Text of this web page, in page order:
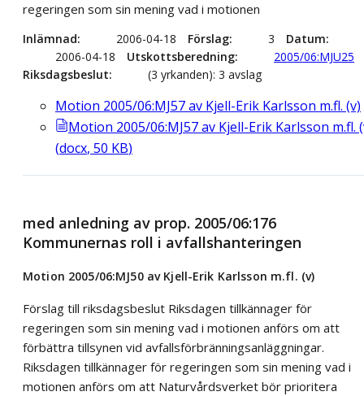
regeringen som sin mening vad i motionen
Inlämnad 2006-04-18 Förslag 3
Datum
2006-04-18
Utskottsberedning
2005/06:MJU25
Riksdagsbeslut
(3 yrkanden): 3 avslag
Motion 2005/06:MJ57 av Kjell-Erik Karlsson m.fl. (v)
Motion 2005/06:MJ57 av Kjell-Erik Karlsson m.fl.
(docx, 50 KB)
med anledning av prop. 2005/06:176
Kommunernas roll i avfallshanteringen
Motion 2005/06:MJ50 av Kjell-Erik Karlsson m.fl. (v)
Förslag till riksdagsbeslut Riksdagen tillkännager för
regeringen som sin mening vad i motionen anförs om att
förbättra tillsynen vid avfallsförbränningsanläggningar.
Riksdagen tillkännager för regeringen som sin mening vad i
motionen anförs om att Naturvårdsverket bör prioritera